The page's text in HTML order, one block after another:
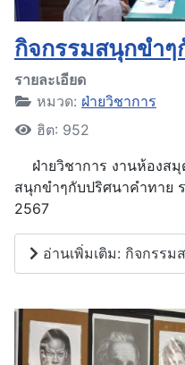
กิจกรรมสนุกขำ
รายละเอียด
หมวด: ฝ่ายวิชาการ
ฮิต: 952
ฝ่ายวิชาการ งานห้องสมุ
สนุกขำๆกับปริศนาคำทาย
2567
อ่านเพิ่มเติม: กิจกรร